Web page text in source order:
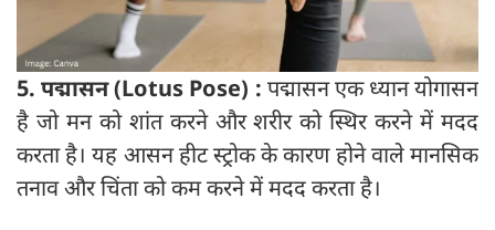
5. पद्मासन (Lotus Pose) : पद्मासन एक ध्यान योगासन
है जो मन को शांत करने और शरीर को स्थिर करने में मदद
करता है। यह आसन हीट स्ट्रोक के कारण होने वाले मानसिक
तनाव और चिंता को कम करने में मदद करता है।